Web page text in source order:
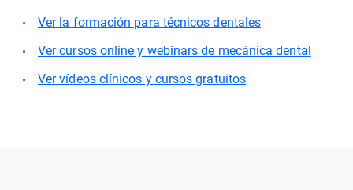
Ver la formación para técnicos dentales
Ver cursos online y webinars de mecánica dental
Ver vídeos clínicos y cursos gratuitos